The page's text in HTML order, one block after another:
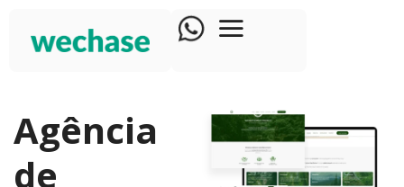
Agência
de